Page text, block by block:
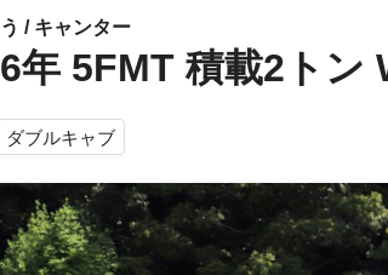
/ キャンター
年 5FMT 積載2トン
ダブルキャブ